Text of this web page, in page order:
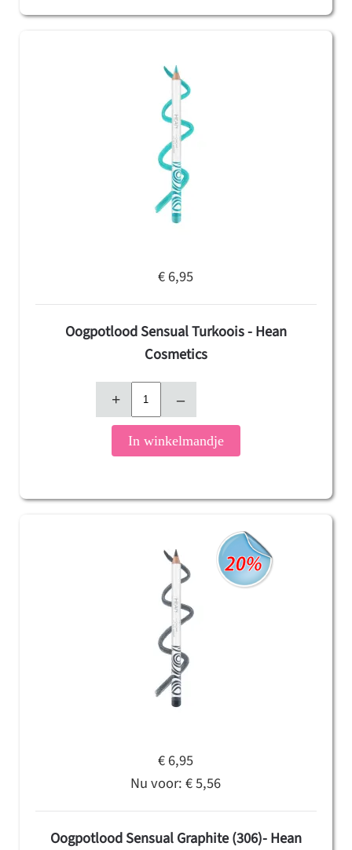
€ 6,95
Oogpotlood Sensual Turkoois - Hean
Cosmetics
+ –
In winkelmandje
€ 6,95
Nu voor:€ 5,56
Oogpotlood Sensual Graphite (306)- Hean